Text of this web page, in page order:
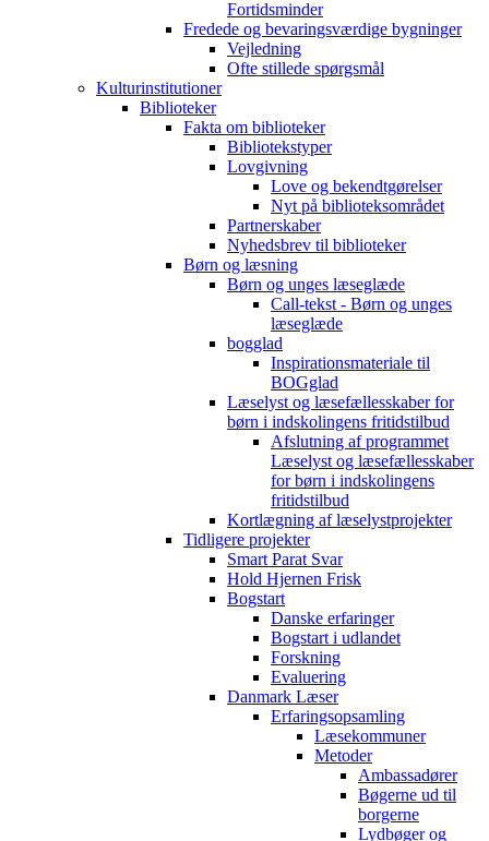
Fortidsminder
Fredede og bevaringsværdige bygninger
Vejledning
Ofte stillede spørgsmål
Kulturinstitutioner
Biblioteker
Fakta om biblioteker
Bibliotekstyper
Lovgivning
Love og bekendtgørelser
Nyt på biblioteksområdet
Partnerskaber
Nyhedsbrev til biblioteker
Børn og læsning
Børn og unges læseglæde
Call-tekst - Børn og unges
læseglæde
bogglad
Inspirationsmateriale til
BOGglad
Læselyst og læsefællesskaber for
børn i indskolingens fritidstilbud
Afslutning af programmet
Læselyst og læsefællesskaber
for børn i indskolingens
fritidstilbud
Kortlægning af læselystprojekter
Tidligere projekter
Smart Parat Svar
Hold Hjernen Frisk
Bogstart
Danske erfaringer
Bogstart i udlandet
Forskning
Evaluering
Danmark Læser
Erfaringsopsamling
Læsekommuner
Metoder
Ambassadører
Bøgerne ud til
borgerne
Lydbøger og